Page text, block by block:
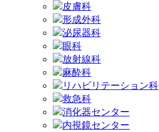
皮膚科
形成外科
泌尿器科
眼科
放射線科
麻酔科
リハビリテーション科
救急科
消化器センター
内視鏡センター